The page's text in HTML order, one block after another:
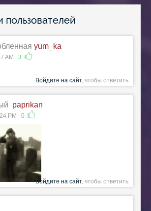
yum_ka
AM 3
Войдите на сайт, чтобы ответить
paprikan
PM 0
Войдите на сайт, чтобы ответить